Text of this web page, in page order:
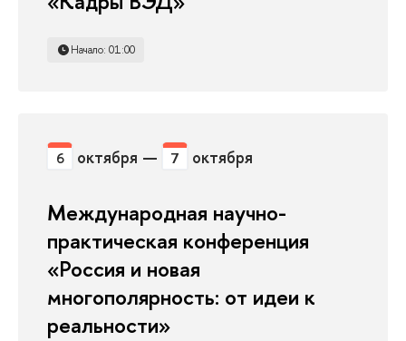
Начало: 01:00
6 октября — 7 октября
Международная научно-
практическая конференция
«Россия и новая
многополярность: от идеи к
реальности»